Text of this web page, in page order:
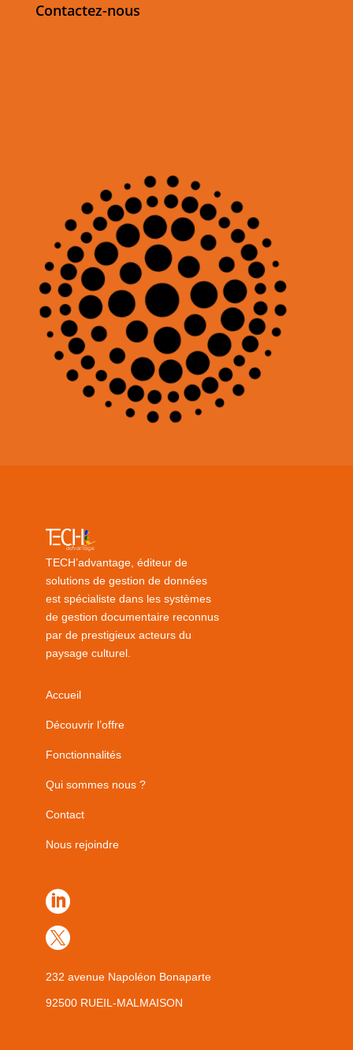
Contactez-nous
TECH’advantage, éditeur de
solutions de gestion de données
est spécialiste dans les systèmes
de gestion documentaire reconnus
par de prestigieux acteurs du
paysage culturel.
Accueil
Découvrir l’offre
Fonctionnalités
Qui sommes nous ?
Contact
Nous rejoindre


232 avenue Napoléon Bonaparte
92500 RUEIL-MALMAISON